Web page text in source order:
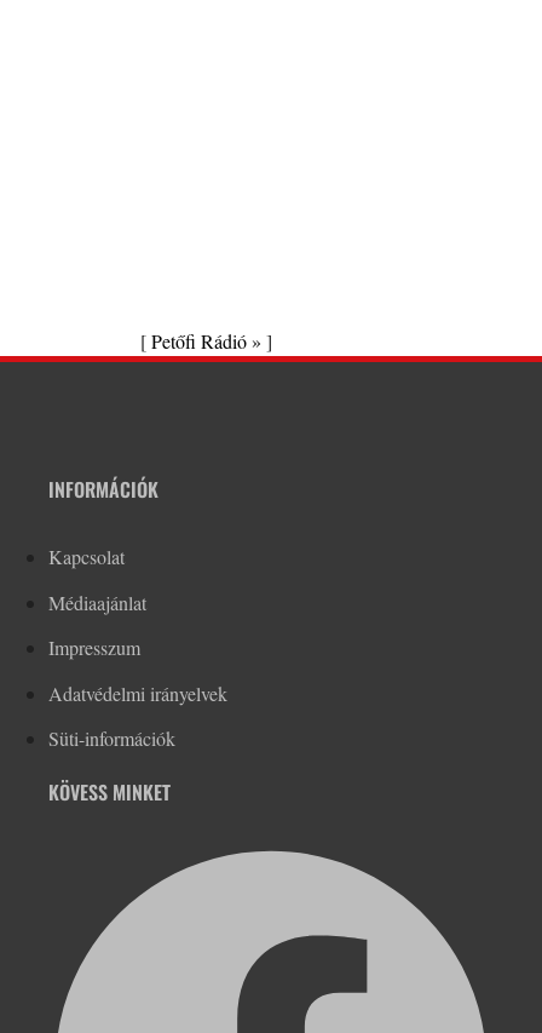
[Petőfi Rádió » ]
INFORMÁCIÓK
Kapcsolat
Médiaajánlat
Impresszum
Adatvédelmi irányelvek
Süti-információk
KÖVESS MINKET